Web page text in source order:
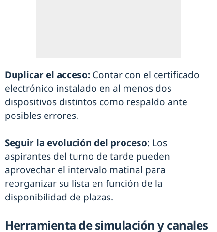
Duplicar el acceso: Contar con el certificado
electrónico instalado en al menos dos
dispositivos distintos como respaldo ante
posibles errores.
Seguir la evolución del proceso: Los
aspirantes del turno de tarde pueden
aprovechar el intervalo matinal para
reorganizar su lista en función de la
disponibilidad de plazas.
Herramienta de simulación y canales